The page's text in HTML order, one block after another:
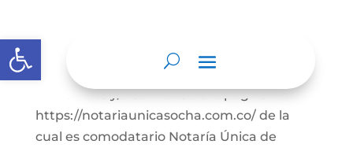
Abrir barra de herramientas
En el presente documento se establecen
los términos y condiciones para el uso de
contenidos y/o servicios de la página web
https://notariaunicasocha.com.co/ de la
cual es comodatario Notaría Única de